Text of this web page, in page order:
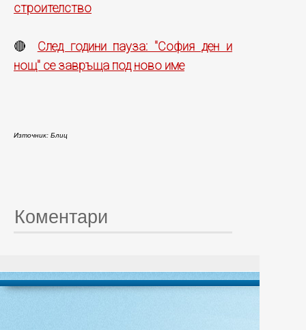
строителство
🔴 След години пауза: "София ден и
нощ" се завръща под ново име
Източник: Блиц
Коментари